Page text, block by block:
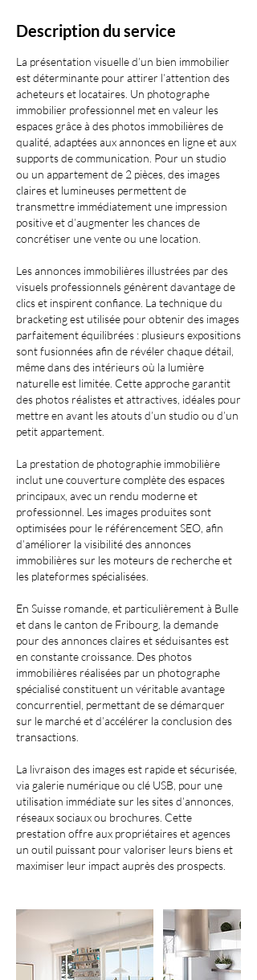
Description du service
La présentation visuelle d’un bien immobilier
est déterminante pour attirer l’attention des
acheteurs et locataires. Un photographe
immobilier professionnel met en valeur les
espaces grâce à des photos immobilières de
qualité, adaptées aux annonces en ligne et aux
supports de communication. Pour un studio
ou un appartement de 2 pièces, des images
claires et lumineuses permettent de
transmettre immédiatement une impression
positive et d’augmenter les chances de
concrétiser une vente ou une location.
Les annonces immobilières illustrées par des
visuels professionnels génèrent davantage de
clics et inspirent confiance. La technique du
bracketing est utilisée pour obtenir des images
parfaitement équilibrées : plusieurs expositions
sont fusionnées afin de révéler chaque détail,
même dans des intérieurs où la lumière
naturelle est limitée. Cette approche garantit
des photos réalistes et attractives, idéales pour
mettre en avant les atouts d’un studio ou d’un
petit appartement.
La prestation de photographie immobilière
inclut une couverture complète des espaces
principaux, avec un rendu moderne et
professionnel. Les images produites sont
optimisées pour le référencement SEO, afin
d’améliorer la visibilité des annonces
immobilières sur les moteurs de recherche et
les plateformes spécialisées.
En Suisse romande, et particulièrement à Bulle
et dans le canton de Fribourg, la demande
pour des annonces claires et séduisantes est
en constante croissance. Des photos
immobilières réalisées par un photographe
spécialisé constituent un véritable avantage
concurrentiel, permettant de se démarquer
sur le marché et d’accélérer la conclusion des
transactions.
La livraison des images est rapide et sécurisée,
via galerie numérique ou clé USB, pour une
utilisation immédiate sur les sites d’annonces,
réseaux sociaux ou brochures. Cette
prestation offre aux propriétaires et agences
un outil puissant pour valoriser leurs biens et
maximiser leur impact auprès des prospects.